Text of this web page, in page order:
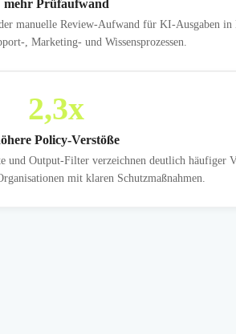
mehr Prüfaufwand
manuelle Review-Aufwand für KI-Ausgaben in
, Marketing- und Wissensprozessen.
2,3x
Policy-Verstöße
und Output-Filter verzeichnen deutlich häufiger
mit klaren Schutzmaßnahmen.